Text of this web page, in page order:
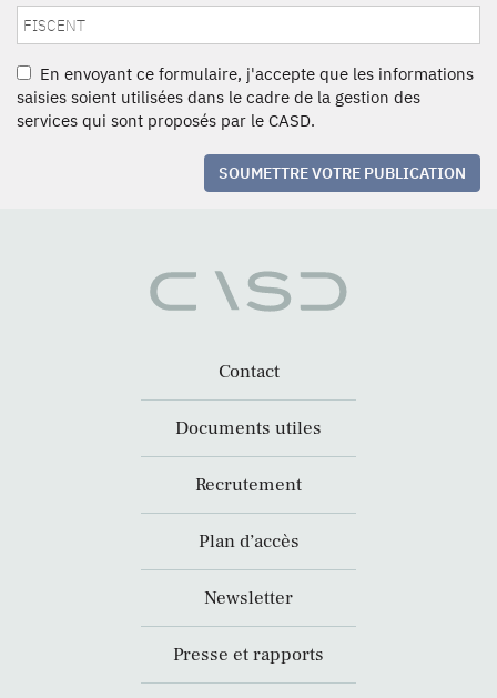
En envoyant ce formulaire, j'accepte que les informations
saisies soient utilisées dans le cadre de la gestion des
services qui sont proposés par le CASD.
SOUMETTRE VOTRE PUBLICATION
Contact
Documents utiles
Recrutement
Plan d’accès
Newsletter
Presse et rapports